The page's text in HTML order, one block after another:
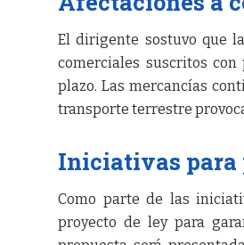
El dirigente sostuvo que
comerciales suscritos
plazo. Las mercancías
transporte terrestre
Iniciativas para
Como parte de las
proyecto de ley para